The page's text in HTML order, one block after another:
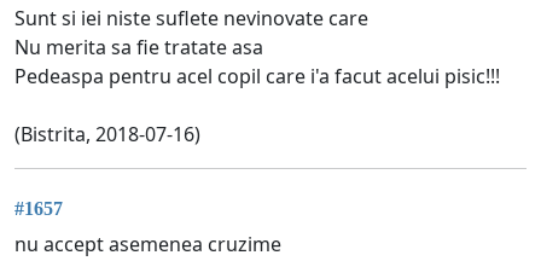
Sunt si iei niste suflete nevinovate care
Nu merita sa fie tratate asa
Pedeaspa pentru acel copil care i'a facut acelui pisic!!!
(Bistrita, 2018-07-16)
#1657
nu accept asemenea cruzime